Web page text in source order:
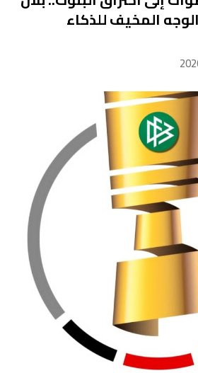
المخيف للذكاء